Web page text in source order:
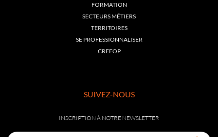
FORMATION
SECTEURS MÉTIERS
TERRITOIRES
SE PROFESSIONNALISER
CREFOP
SUIVEZ-NOUS
INSCRIPTION À NOTRE NEWSLETTER